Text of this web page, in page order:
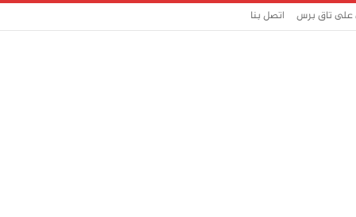
على تاق برس اتصل بنا